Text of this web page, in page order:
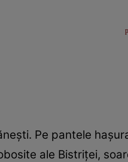
Pe pantele
ale Bistriţei,